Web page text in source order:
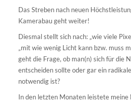
Das Streben nach neuen
Kamerabau geht weiter!
Diesmal stellt sich nach: „wie viele
„mit wie wenig Licht kann bzw. muss
geht die Frage, ob man(n) sich für die
entscheiden sollte oder gar ein
notwendig ist?
In den letzten Monaten leistete meine